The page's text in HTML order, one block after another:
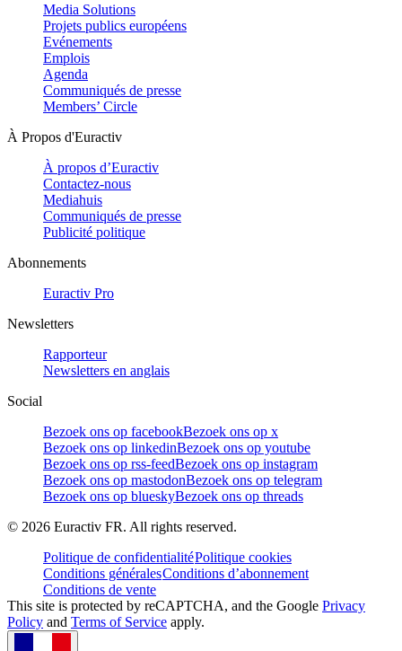
Media Solutions
Projets publics européens
Evénements
Emplois
Agenda
Communiqués de presse
Members’ Circle
À Propos d'Euractiv
À propos d’Euractiv
Contactez-nous
Mediahuis
Communiqués de presse
Publicité politique
Abonnements
Euractiv Pro
Newsletters
Rapporteur
Newsletters en anglais
Social
Bezoek ons op facebookBezoek ons op x
Bezoek ons op linkedinBezoek ons op youtube
Bezoek ons op rss-feedBezoek ons op instagram
Bezoek ons op mastodonBezoek ons op telegram
Bezoek ons op blueskyBezoek ons op threads
© 2026 Euractiv FR. All rights reserved.
Politique de confidentialitéPolitique cookies
Conditions généralesConditions d’abonnement
Conditions de vente
This site is protected by reCAPTCHA, and the Google Privacy
Policy and Terms of Service apply.